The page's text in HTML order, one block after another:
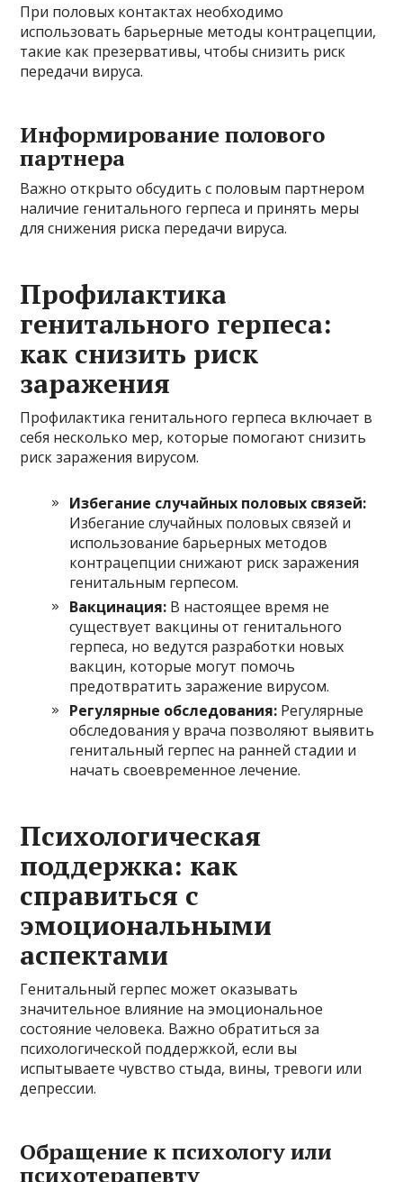
При половых контактах необходимо
использовать барьерные методы контрацепции,
такие как презервативы, чтобы снизить риск
передачи вируса.
Информирование полового
партнера
Важно открыто обсудить с половым партнером
наличие генитального герпеса и принять меры
для снижения риска передачи вируса.
Профилактика
генитального герпеса:
как снизить риск
заражения
Профилактика генитального герпеса включает в
себя несколько мер, которые помогают снизить
риск заражения вирусом.
Избегание случайных половых связей:
Избегание случайных половых связей и
использование барьерных методов
контрацепции снижают риск заражения
генитальным герпесом.
Вакцинация: В настоящее время не
существует вакцины от генитального
герпеса, но ведутся разработки новых
вакцин, которые могут помочь
предотвратить заражение вирусом.
Регулярные обследования: Регулярные
обследования у врача позволяют выявить
генитальный герпес на ранней стадии и
начать своевременное лечение.
Психологическая
поддержка: как
справиться с
эмоциональными
аспектами
Генитальный герпес может оказывать
значительное влияние на эмоциональное
состояние человека. Важно обратиться за
психологической поддержкой, если вы
испытываете чувство стыда, вины, тревоги или
депрессии.
Обращение к психологу или
психотерапевту